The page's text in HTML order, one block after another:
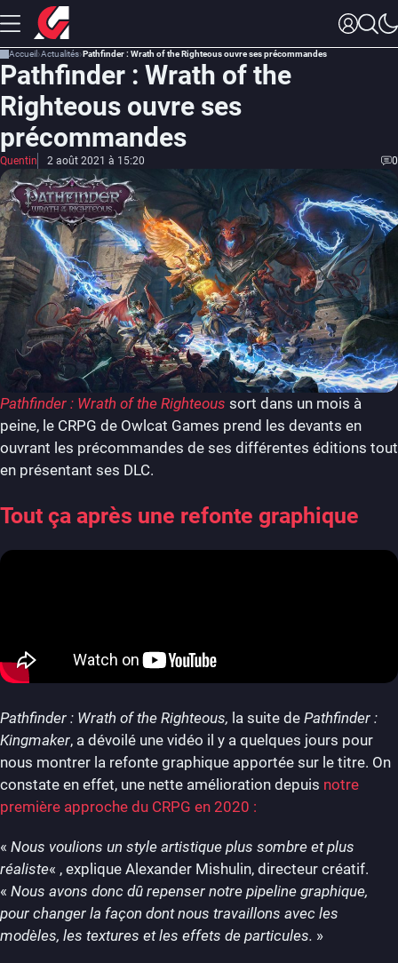
Accueil Actualités Pathfinder : Wrath of the Righteous ouvre ses précommandes
Pathfinder : Wrath of the
Righteous ouvre ses
précommandes
Quentin 2 août 2021 à 15:20 0
Pathfinder : Wrath of the Righteous sort dans un mois à
peine, le CRPG de Owlcat Games prend les devants en
ouvrant les précommandes de ses différentes éditions tout
en présentant ses DLC.
Tout ça après une refonte graphique
Pathfinder : Wrath of the Righteous, la suite de Pathfinder :
Kingmaker, a dévoilé une vidéo il y a quelques jours pour
nous montrer la refonte graphique apportée sur le titre. On
constate en effet, une nette amélioration depuis notre
première approche du CRPG en 2020 :
« Nous voulions un style artistique plus sombre et plus
réaliste« , explique Alexander Mishulin, directeur créatif.
« Nous avons donc dû repenser notre pipeline graphique,
pour changer la façon dont nous travaillons avec les
modèles, les textures et les effets de particules. »